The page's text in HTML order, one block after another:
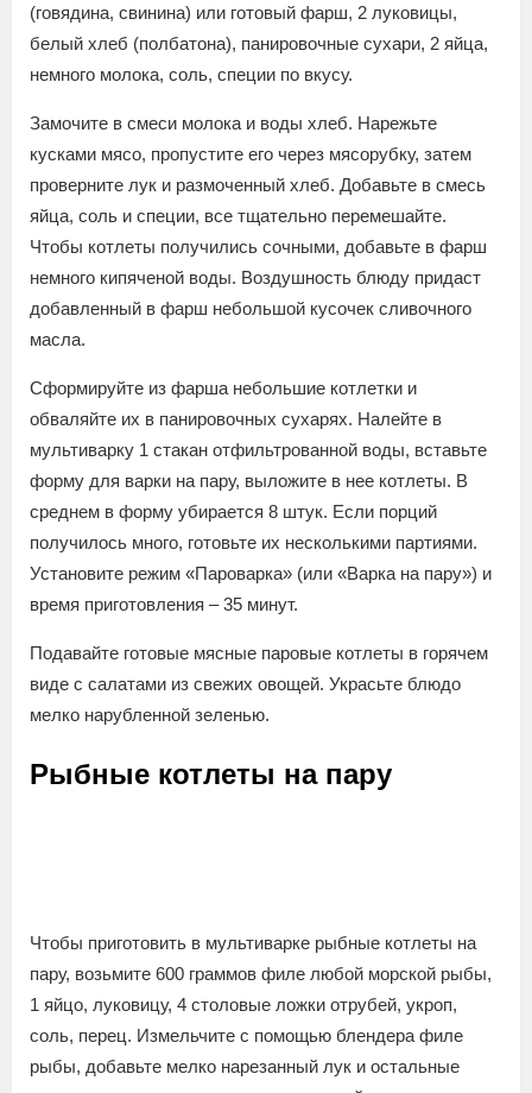
(говядина, свинина) или готовый фарш, 2 луковицы,
белый хлеб (полбатона), панировочные сухари, 2 яйца,
немного молока, соль, специи по вкусу.
Замочите в смеси молока и воды хлеб. Нарежьте
кусками мясо, пропустите его через мясорубку, затем
проверните лук и размоченный хлеб. Добавьте в смесь
яйца, соль и специи, все тщательно перемешайте.
Чтобы котлеты получились сочными, добавьте в фарш
немного кипяченой воды. Воздушность блюду придаст
добавленный в фарш небольшой кусочек сливочного
масла.
Сформируйте из фарша небольшие котлетки и
обваляйте их в панировочных сухарях. Налейте в
мультиварку 1 стакан отфильтрованной воды, вставьте
форму для варки на пару, выложите в нее котлеты. В
среднем в форму убирается 8 штук. Если порций
получилось много, готовьте их несколькими партиями.
Установите режим «Пароварка» (или «Варка на пару») и
время приготовления – 35 минут.
Подавайте готовые мясные паровые котлеты в горячем
виде с салатами из свежих овощей. Украсьте блюдо
мелко нарубленной зеленью.
Рыбные котлеты на пару
Чтобы приготовить в мультиварке рыбные котлеты на
пару, возьмите 600 граммов филе любой морской рыбы,
1 яйцо, луковицу, 4 столовые ложки отрубей, укроп,
соль, перец. Измельчите с помощью блендера филе
рыбы, добавьте мелко нарезанный лук и остальные